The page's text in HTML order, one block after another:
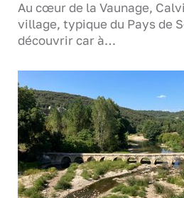
Au cœur de la Vaunage,
village, typique du Pays de
découvrir car à…